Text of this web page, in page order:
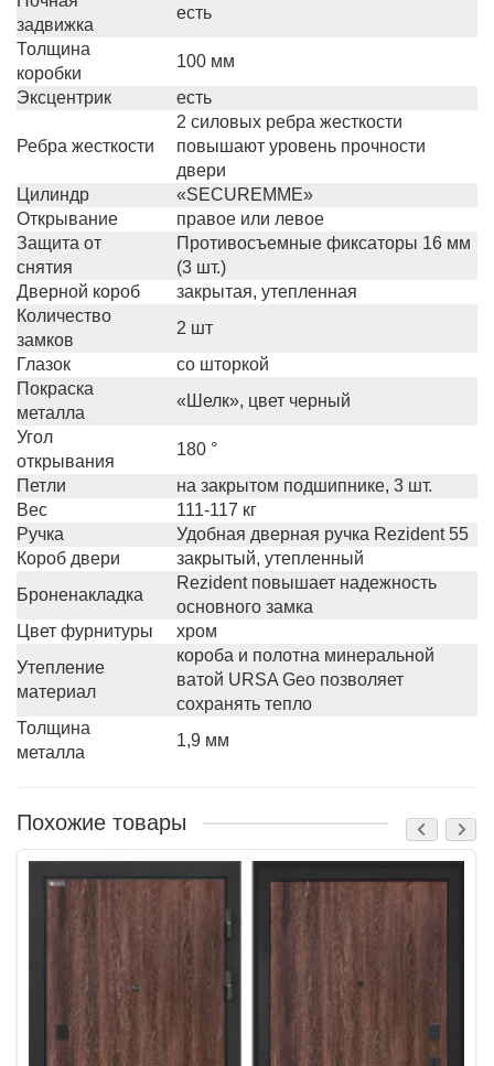
задвижка
есть
Толщина
коробки
100 мм
Эксцентрик
есть
Ребра жесткости
2 силовых ребра жесткости
повышают уровень прочности
двери
Цилиндр
«SECUREMME»
Открывание
правое или левое
Защита от
снятия
Противосъемные фиксаторы 16 мм
(3 шт.)
Дверной короб
закрытая, утепленная
Количество
замков
2 шт
Глазок
со шторкой
Покраска
металла
«Шелк», цвет черный
Угол
открывания
180 °
Петли
на закрытом подшипнике, 3 шт.
Вес
111-117 кг
Ручка
Удобная дверная ручка Rezident 55
Короб двери
закрытый, утепленный
Броненакладка
Rezident повышает надежность
основного замка
Цвет фурнитуры
хром
Утепление
материал
короба и полотна минеральной
ватой URSA Geo позволяет
сохранять тепло
Толщина
металла
1,9 мм
Похожие товары